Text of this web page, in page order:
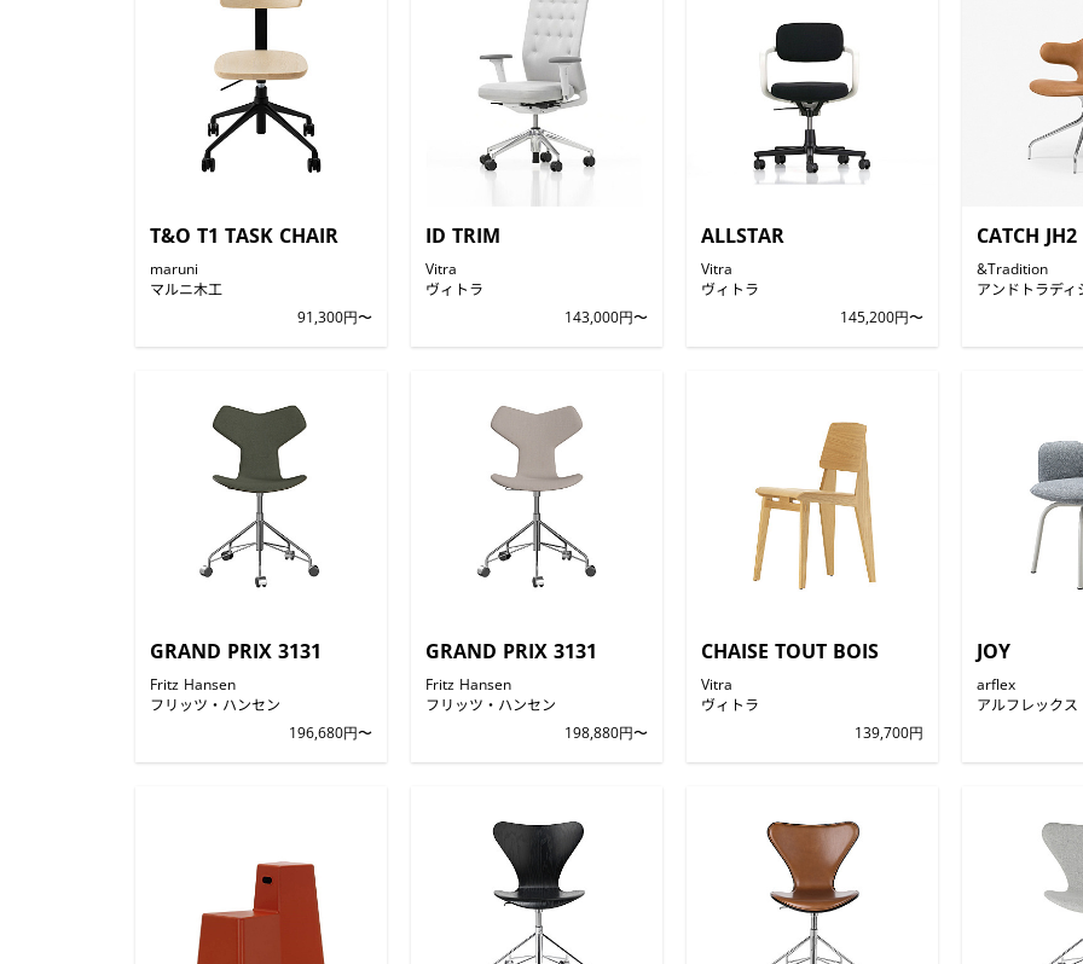
T&O T1 TASK CHAIR
maruni
マルニ木工
91,300円〜
ID TRIM
Vitra
ヴィトラ
143,000円〜
ALLSTAR
Vitra
ヴィトラ
145,200円〜
CATCH JH2
&Tradition
アンドトラディ
GRAND PRIX 3131
Fritz Hansen
フリッツ・ハンセン
196,680円〜
GRAND PRIX 3131
Fritz Hansen
フリッツ・ハンセン
198,880円〜
CHAISE TOUT BOIS
Vitra
ヴィトラ
139,700円
JOY
arflex
アルフレックス